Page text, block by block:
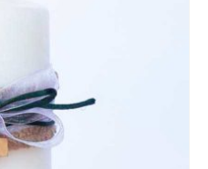
elegir
en
la
página
de